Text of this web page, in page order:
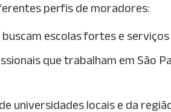
perfis de moradores:
buscam escolas fortes e
que trabalham em São
universidades locais e da